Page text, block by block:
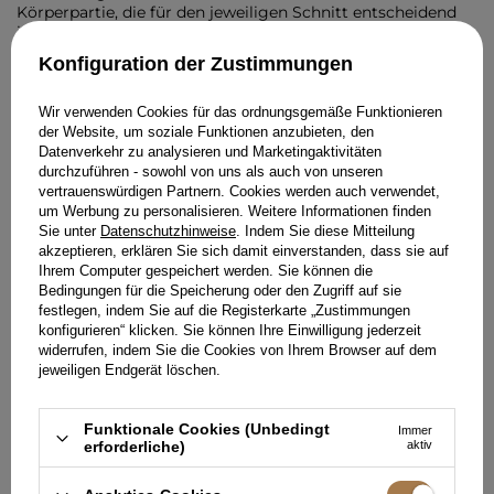
Körperpartie, die für den jeweiligen Schnitt entscheidend
ist. Bei einem ausgestellten Kleid sind beispielsweise
Taillen- und Brustumfang am wichtigsten, während die
Hüfte zweitrangig ist. Bei einem Bleistift-Mini müssen Sie
daran, die Gesamtlänge des Kleides zu prüfen und mit
einem anderen Kleid aus Ihrem Schrank zu vergleichen, um
abzuschätzen, wie weit es reichen wird.
Das Material zählt: Wie die Elastizität des
Stoffes die Größenwahl beeinflusst
Die Stoffart hat einen grundlegenden Einfluss darauf, wie
das Kleid am Körper sitzt und welche Größe Sie wählen
sollten. Materialien mit Beimischung von Elastan, Lycra
oder Spandex sind nachgiebig und können sich der
Silhouette anpassen, wodurch kleine Maßunterschiede
ausgeglichen werden. Bei solchen Stoffen können Sie oft
eine Nummer kleiner wählen, wenn Sie eine starke
mehr Komfort. Völlig anders verhalten sich steife Stoffe wie
Taft, schwerer Jacquard, unelastischer Satin oder Pailletten
auf steifem Futter. Hier gibt es keinen Spielraum für
Konfiguration der Zustimmungen
Wir verwenden Cookies für das ordnungsgemäße Funktionieren
der Website, um soziale Funktionen anzubieten, den
Datenverkehr zu analysieren und Marketingaktivitäten
durchzuführen - sowohl von uns als auch von unseren
vertrauenswürdigen Partnern. Cookies werden auch verwendet,
um Werbung zu personalisieren. Weitere Informationen finden
Sie unter Datenschutzhinweise. Indem Sie diese Mitteilung
akzeptieren, erklären Sie sich damit einverstanden, dass sie auf
Ihrem Computer gespeichert werden. Sie können die
Bedingungen für die Speicherung oder den Zugriff auf sie
festlegen, indem Sie auf die Registerkarte „Zustimmungen
konfigurieren“ klicken. Sie können Ihre Einwilligung jederzeit
widerrufen, indem Sie die Cookies von Ihrem Browser auf dem
jeweiligen Endgerät löschen.
Funktionale Cookies (Unbedingt
erforderliche)
Immer
aktiv